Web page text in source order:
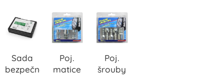
Sada
bezpečnostních
Poj.
matice
Poj.
šrouby